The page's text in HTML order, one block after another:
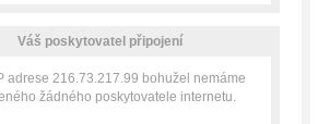
Váš poskytovatel připojení
adrese 216.73.217.99 bohužel nemáme
žádného poskytovatele internetu.